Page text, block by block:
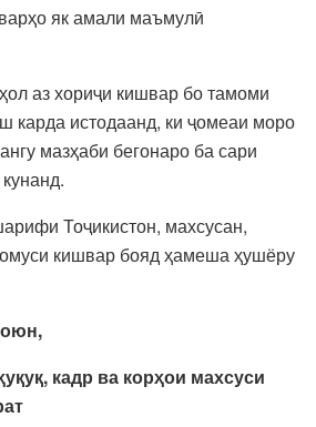
як амали маъмулӣ
аз хориҷи кишвар бо тамоми
карда истодаанд, ки ҷомеаи моро
мазҳаби бегонаро ба сари
Тоҷикистон, махсусан,
кишвар бояд ҳамеша ҳушёру
кадр ва корҳои махсуси